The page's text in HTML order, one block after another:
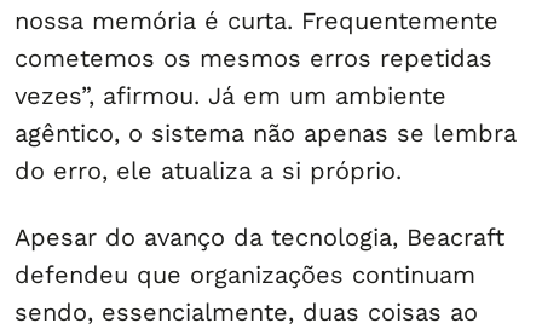
nossa memória é curta. Frequentemente
cometemos os mesmos erros repetidas
vezes”, afirmou. Já em um ambiente
agêntico, o sistema não apenas se lembra
do erro, ele atualiza a si próprio.
Apesar do avanço da tecnologia, Beacraft
defendeu que organizações continuam
sendo, essencialmente, duas coisas ao